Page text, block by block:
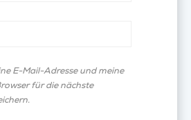
E-Mail-Adresse und meine
für die nächste